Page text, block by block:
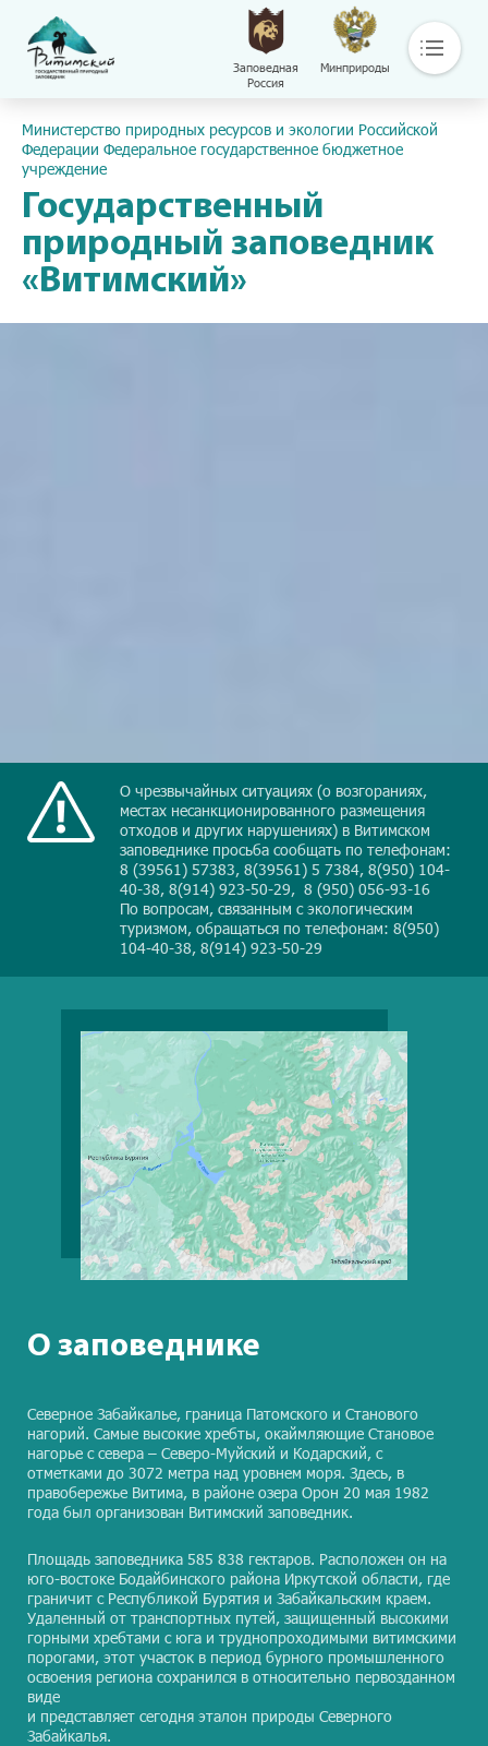
Заповедная
Россия
Минприроды
О нас
Контакты
Библиотека
Сохраняй
Документы
Министерство природных ресурсов и экологии Российской
Федерации Федеральное государственное бюджетное
учреждение
Государственный
природный заповедник
«Витимский»
О чрезвычайных ситуациях (о возгораниях,
местах несанкционированного размещения
отходов и других нарушениях) в Витимском
заповеднике просьба сообщать по телефонам:
8 (39561) 57383, 8(39561) 5 7384, 8(950) 104-
40-38, 8(914) 923-50-29, 8 (950) 056-93-16
По вопросам, связанным с экологическим
туризмом, обращаться по телефонам: 8(950)
104-40-38, 8(914) 923-50-29
О заповеднике
Северное Забайкалье, граница Патомского и Станового
нагорий. Самые высокие хребты, окаймляющие Становое
нагорье с севера – Северо-Муйский и Кодарский, с
отметками до 3072 метра над уровнем моря. Здесь, в
правобережье Витима, в районе озера Орон 20 мая 1982
года был организован Витимский заповедник.
Площадь заповедника 585 838 гектаров. Расположен он на
юго-востоке Бодайбинского района Иркутской области, где
граничит с Республикой Бурятия и Забайкальским краем.
Удаленный от транспортных путей, защищенный высокими
горными хребтами с юга и труднопроходимыми витимскими
порогами, этот участок в период бурного промышленного
освоения региона сохранился в относительно первозданном
виде
и представляет сегодня эталон природы Северного
Забайкалья.